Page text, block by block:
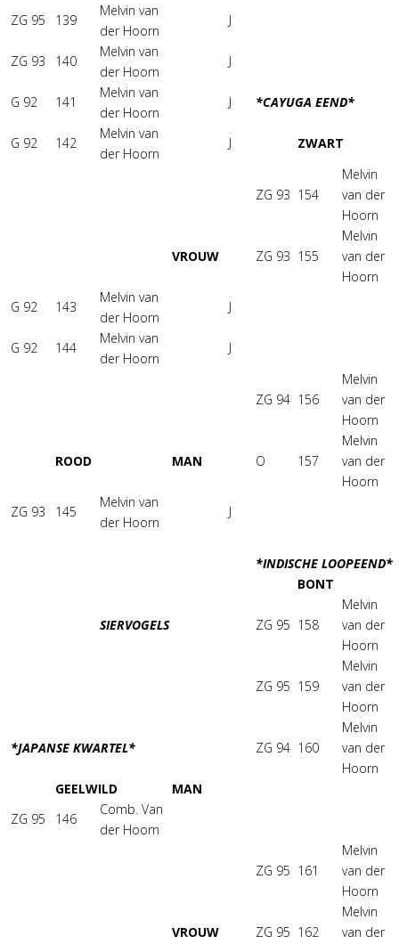
ZG 95
139
Melvin van
der Hoorn
J
ZG 93 140
Melvin van
der Hoorn
J
G 92 141
Melvin van
der Hoorn
J *CAYUGA EEND*
G 92 142
Melvin van
der Hoorn
J ZWART
ZG 93 154
Melvin
van der
Hoorn
VROUW ZG 93 155
Melvin
van der
Hoorn
G 92
143
Melvin van
der Hoorn
J
G 92 144
Melvin van
der Hoorn
J
ZG 94 156
Melvin
van der
Hoorn
ROOD MAN O 157
Melvin
van der
Hoorn
ZG 93
145
Melvin van
der Hoorn
J
*INDISCHE LOOPEEND*
BONT
SIERVOGELS ZG 95 158
Melvin
van der
Hoorn
ZG 95 159
Melvin
van der
Hoorn
*JAPANSE KWARTEL* ZG 94 160
Melvin
van der
Hoorn
GEELWILD
MAN
ZG 95
146
Comb. Van
der Hoorn
ZG 95 161
Melvin
van der
Hoorn
VROUW ZG 95 162
Melvin
van der